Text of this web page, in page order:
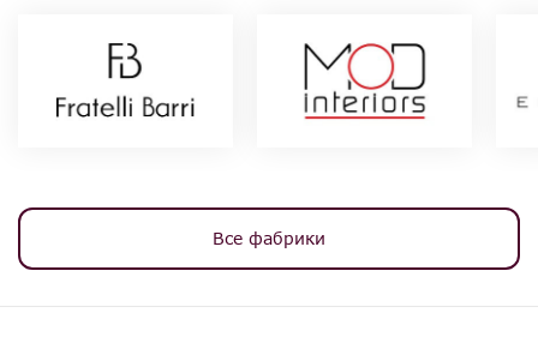
Все фабрики